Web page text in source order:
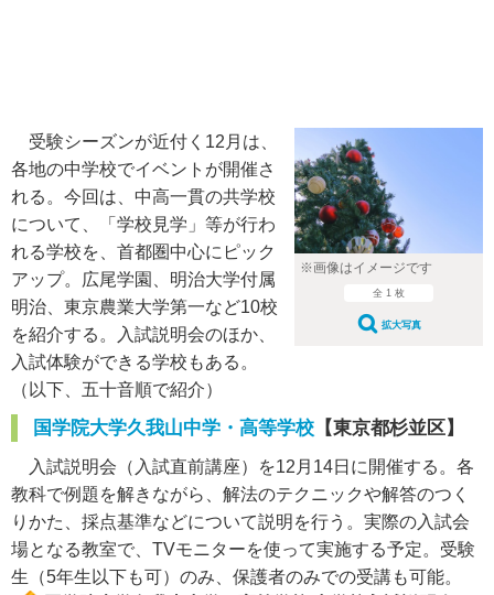
※画像はイメージです
全 1 枚
拡大写真
受験シーズンが近付く12月は、
各地の中学校でイベントが開催さ
れる。今回は、中高一貫の共学校
について、「学校見学」等が行わ
れる学校を、首都圏中心にピック
アップ。広尾学園、明治大学付属
明治、東京農業大学第一など10校
を紹介する。入試説明会のほか、
入試体験ができる学校もある。
（以下、五十音順で紹介）
国学院大学久我山中学・高等学校 【東京都杉並区】
入試説明会（入試直前講座）を12月14日に開催する。各
教科で例題を解きながら、解法のテクニックや解答のつく
りかた、採点基準などについて説明を行う。実際の入試会
場となる教室で、TVモニターを使って実施する予定。受験
生（5年生以下も可）のみ、保護者のみでの受講も可能。